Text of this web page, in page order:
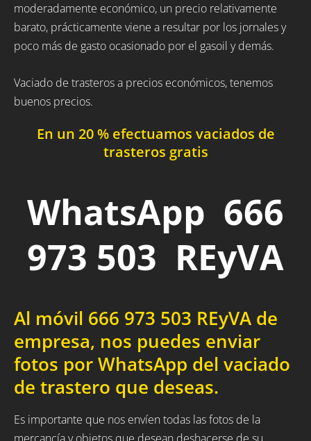
moderadamente económico, un precio relativamente
barato, prácticamente viene a resultar por los jornales y
poco más de gasto ocasionado por el gasoil y demás.
Vaciado de trasteros a precios económicos, tenemos
buenos precios.
En un 20 % efectuamos vaciados de
trasteros gratis
WhatsApp 666
973 503 REyVA
Al móvil 666 973 503 REyVA de
empresa, nos puedes enviar
fotos por WhatsApp del vaciado
de trastero que deseas.
Es importante que nos envíen todas las fotos de la